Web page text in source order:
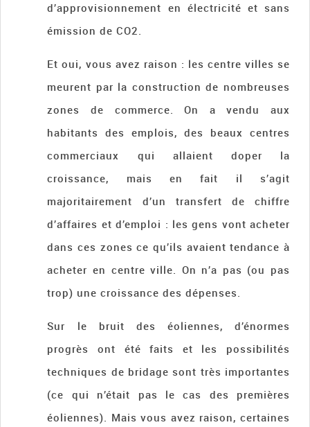
d’approvisionnement en électricité et sans
émission de CO2.
Et oui, vous avez raison : les centre villes se
meurent par la construction de nombreuses
zones de commerce. On a vendu aux
habitants des emplois, des beaux centres
commerciaux qui allaient doper la
croissance, mais en fait il s’agit
majoritairement d’un transfert de chiffre
d’affaires et d’emploi : les gens vont acheter
dans ces zones ce qu’ils avaient tendance à
acheter en centre ville. On n’a pas (ou pas
trop) une croissance des dépenses.
Sur le bruit des éoliennes, d’énormes
progrès ont été faits et les possibilités
techniques de bridage sont très importantes
(ce qui n’était pas le cas des premières
éoliennes). Mais vous avez raison, certaines